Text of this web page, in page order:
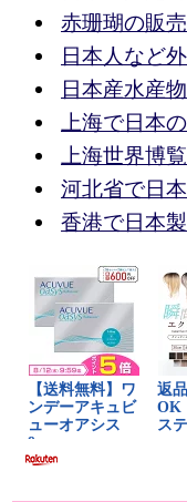
赤珊瑚の販売
日本人など
日本産水産
上海で日本
上海世界博
河北省で日
香港で日本